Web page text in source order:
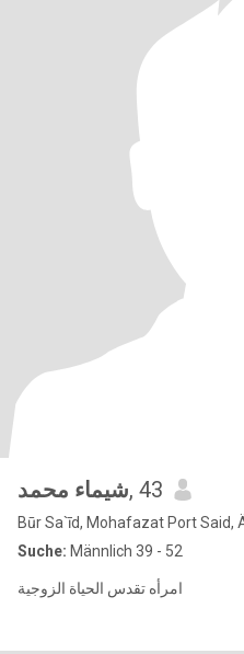
شيماء محمد, 43
Būr Sa`īd, Mohafazat Port Said,
Suche: Männlich 39 - 52
امرأه تقدس الحياة الزوجية